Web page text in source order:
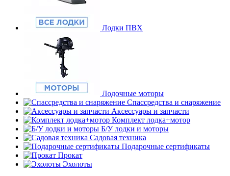
Лодки ПВХ
Лодочные моторы
Спассредства и снаряжение
Аксессуары и запчасти
Комплект лодка+мотор
Б/У лодки и моторы
Садовая техника
Подарочные сертификаты
Прокат
Эхолоты